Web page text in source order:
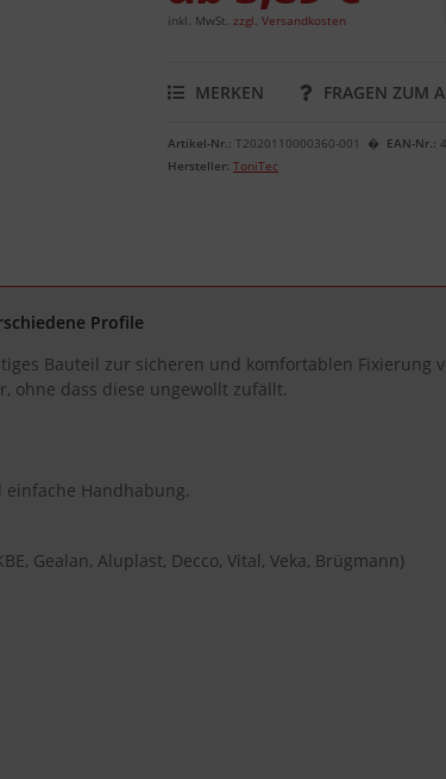
inkl. MwSt. zzgl. Versandkosten
MERKEN FRAGEN ZUM
Artikel-Nr.: T2020110000360-001 EAN-Nr.:
Hersteller: ToniTec
Profile
Bauteil zur sicheren und komfortablen Fixierung
ohne dass diese ungewollt zufällt.
Handhabung.
Gealan, Aluplast, Decco, Vital, Veka, Brügmann)